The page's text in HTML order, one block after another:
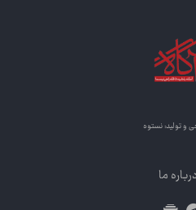
و تولید: نستوه
ما